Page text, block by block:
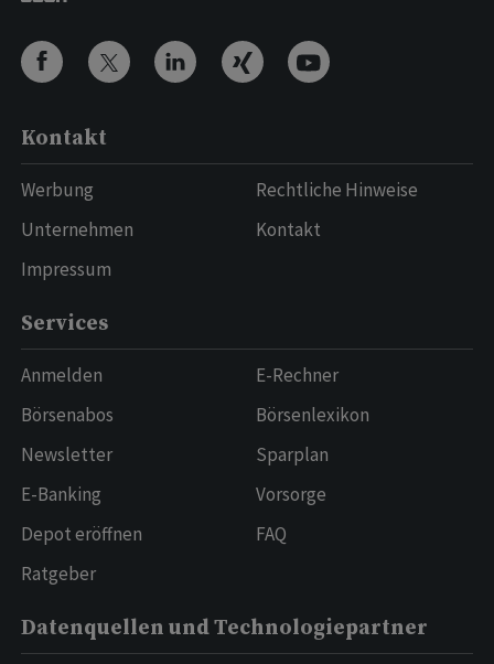
Kontakt
Werbung
Unternehmen
Impressum
Rechtliche Hinweise
Kontakt
Services
Anmelden
Börsenabos
Newsletter
E-Banking
Depot eröffnen
Ratgeber
E-Rechner
Börsenlexikon
Sparplan
Vorsorge
FAQ
Datenquellen und Technologiepartner